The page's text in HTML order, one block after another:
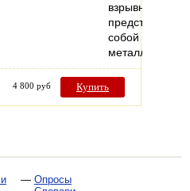
взрывной
представляет
собой
4 800 руб Купить
— Опросы